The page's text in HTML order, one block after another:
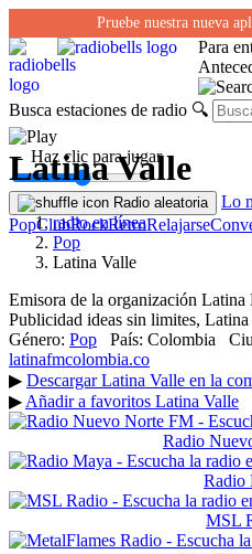
Pruebe nuestra nueva
Para
Busca estaciones de radio 🔍
← Haz clic para jugar
Radio aleatoria Lo
PopClubRockRetroRelajarse
Latina Valle
radio en línea
Pop
Latina Valle
Emisora de la organización Latina
Publicidad ideas sin limites,
Género: Pop País: Colombia
latinafmcolombia.co
▶ Descargar Latina Valle en la
▶ Añadir a favoritos Latina Valle
Radio
Radio
MSL